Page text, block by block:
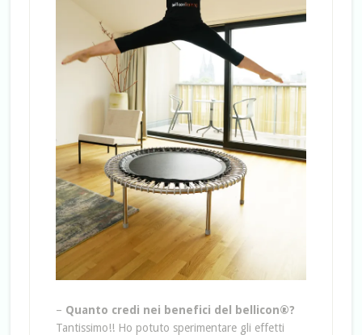
– Quanto credi nei benefici del bellicon®?
Tantissimo!! Ho potuto sperimentare gli effetti